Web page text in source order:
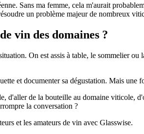
Sans ma femme, cela m'aurait
un problème majeur de nombreux
vin des domaines ?
On est assis à table, le sommelier
et documenter sa dégustation. Mais une
d'aller de la bouteille au domaine
la conversation ?
et les amateurs de vin avec Glasswise.